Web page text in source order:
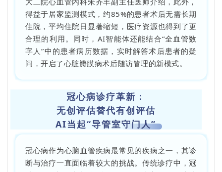
得益于居家监测模式，约85%的患者术后无需长期
住院，平均住院日显著缩短，医疗资源也得到了更
合理的利用。同时，AI智能体还能结合“全血管数
字人”中的患者病历数据，实时解答术后患者的疑
问，开启了心脏瓣膜病术后随访管理的新模式。
冠心病诊疗革新：
无创评估替代有创评估
AI当起“导管室守门人”
冠心病作为心脑血管疾病最常见的疾病之一，其诊
断与治疗一直面临着较大的挑战。传统诊疗中，冠